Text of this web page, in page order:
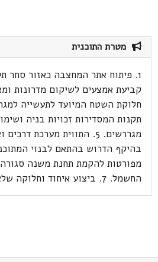
מטרת התוכנית
תקנות המסדירות זכויות בניה
מגררשים. 5. התווית מערכת
מפורטות להקמת תחנת משנה
החשמל. 7. ביצוע איחוד וחלוקה שלא בהסכמה.